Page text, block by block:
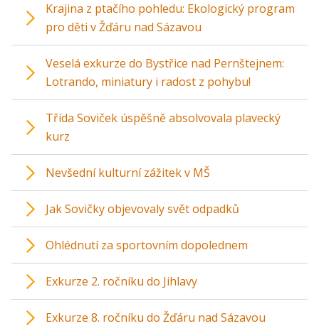
Krajina z ptačího pohledu: Ekologický program
pro děti v Žďáru nad Sázavou
Veselá exkurze do Bystřice nad Pernštejnem:
Lotrando, miniatury i radost z pohybu!
Třída Soviček úspěšně absolvovala plavecký
kurz
Nevšední kulturní zážitek v MŠ
Jak Sovičky objevovaly svět odpadků
Ohlédnutí za sportovním dopolednem
Exkurze 2. ročníku do Jihlavy
Exkurze 8. ročníku do Žďáru nad Sázavou